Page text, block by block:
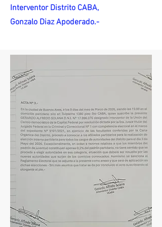
Interventor Distrito CABA,
Gonzalo Diaz Apoderado.-